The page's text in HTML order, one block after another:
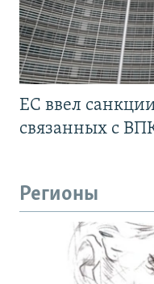
ЕС ввел
связанных с
Регионы